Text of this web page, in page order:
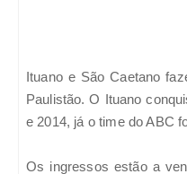
Ituano e São Caetano
Paulistão. O Ituano
e 2014, já o time do ABC
Os ingressos estão a